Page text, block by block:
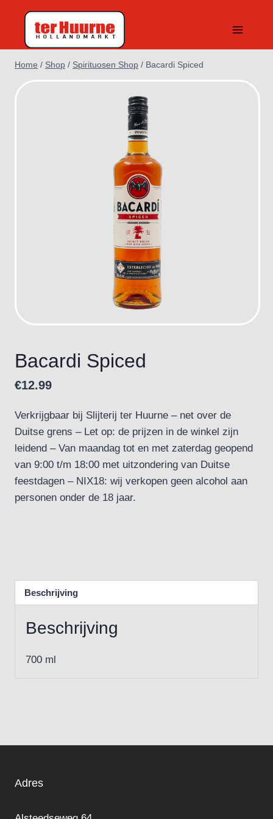
inhoud
Home / Shop / Spirituosen Shop / Bacardi Spiced
Bacardi Spiced
€12.99
Verkrijgbaar bij Slijterij ter Huurne – net over de
Duitse grens – Let op: de prijzen in de winkel zijn
leidend – Van maandag tot en met zaterdag geopend
van 9:00 t/m 18:00 met uitzondering van Duitse
feestdagen – NIX18: wij verkopen geen alcohol aan
personen onder de 18 jaar.
Beschrijving
Beschrijving
700 ml
Adres